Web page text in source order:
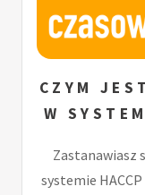
CZYM
W
Zastanawiasz
systemie